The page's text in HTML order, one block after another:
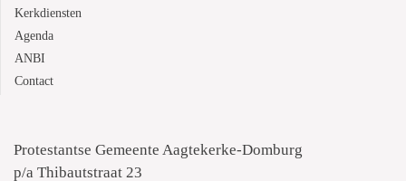
Kerkdiensten
Agenda
ANBI
Contact
Protestantse Gemeente Aagtekerke-Domburg
p/a Thibautstraat 23